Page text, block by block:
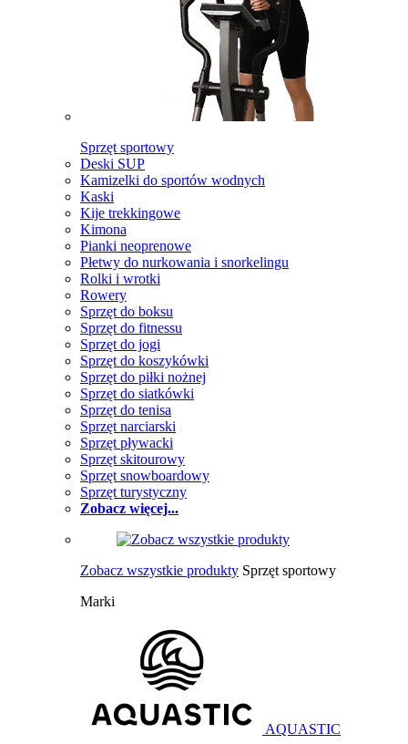
Sprzęt sportowy
Deski SUP
Kamizelki do sportów wodnych
Kaski
Kije trekkingowe
Kimona
Pianki neoprenowe
Płetwy do nurkowania i snorkelingu
Rolki i wrotki
Rowery
Sprzęt do boksu
Sprzęt do fitnessu
Sprzęt do jogi
Sprzęt do koszykówki
Sprzęt do piłki nożnej
Sprzęt do siatkówki
Sprzęt do tenisa
Sprzęt narciarski
Sprzęt pływacki
Sprzęt skitourowy
Sprzęt snowboardowy
Sprzęt turystyczny
Zobacz więcej...
Zobacz wszystkie produkty Sprzęt sportowy
Marki
AQUASTIC